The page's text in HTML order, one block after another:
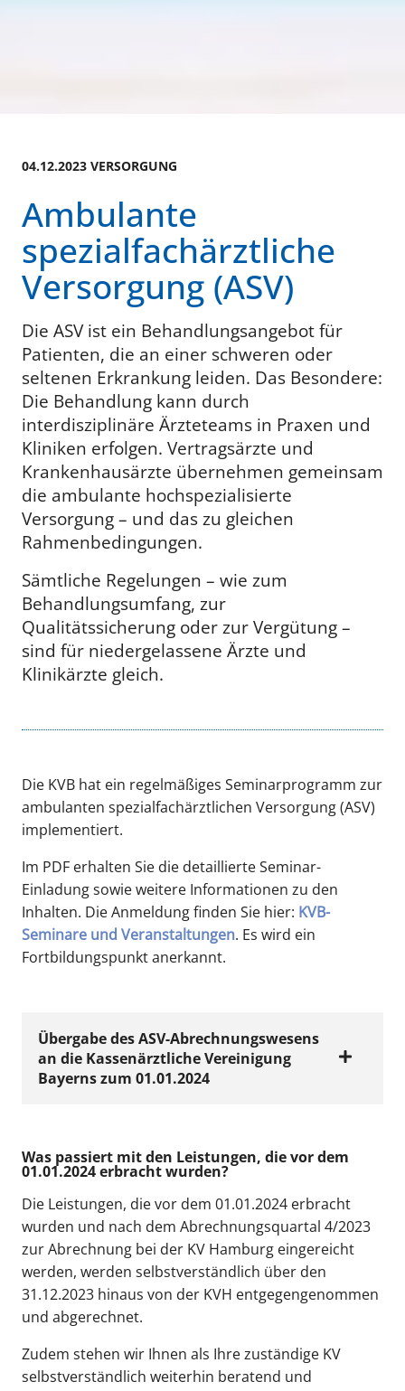
04.12.2023 VERSORGUNG
Ambulante
spezialfachärztliche
Versorgung (ASV)
Die ASV ist ein Behandlungsangebot für
Patienten, die an einer schweren oder
seltenen Erkrankung leiden. Das Besondere:
Die Behandlung kann durch
interdisziplinäre Ärzteteams in Praxen und
Kliniken erfolgen. Vertragsärzte und
Krankenhausärzte übernehmen gemeinsam
die ambulante hochspezialisierte
Versorgung – und das zu gleichen
Rahmenbedingungen.
Sämtliche Regelungen – wie zum
Behandlungsumfang, zur
Qualitätssicherung oder zur Vergütung –
sind für niedergelassene Ärzte und
Klinikärzte gleich.
Die KVB hat ein regelmäßiges Seminarprogramm zur
ambulanten spezialfachärztlichen Versorgung (ASV)
implementiert.
Im PDF erhalten Sie die detaillierte Seminar-
Einladung sowie weitere Informationen zu den
Inhalten. Die Anmeldung finden Sie hier: KVB-
Seminare und Veranstaltungen. Es wird ein
Fortbildungspunkt anerkannt.
Übergabe des ASV-Abrechnungswesens
an die Kassenärztliche Vereinigung
Bayerns zum 01.01.2024
Um Ihnen als in der ASV (ambulante
spezialfachärztliche Versorgung) tätige
Leistungserbringer den bestmöglichen
Service rund um die ASV-Abrechnung zu
ermöglichen, hat sich die KVH entschlossen,
die Abrechnung von ASV-Leistungen zum
01.01.2024 an die Kassenärztliche
Vereinigung Bayerns zu übergeben.
Was bedeutet dies für Sie?
Was passiert mit den Leistungen, die vor dem
01.01.2024 erbracht wurden?
Die Leistungen, die vor dem 01.01.2024 erbracht
wurden und nach dem Abrechnungsquartal 4/2023
zur Abrechnung bei der KV Hamburg eingereicht
werden, werden selbstverständlich über den
31.12.2023 hinaus von der KVH entgegengenommen
und abgerechnet.
Zudem stehen wir Ihnen als Ihre zuständige KV
selbstverständlich weiterhin beratend und